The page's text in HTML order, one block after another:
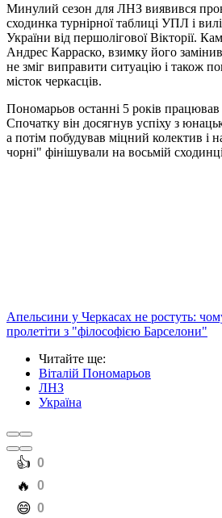
Минулий сезон для ЛНЗ виявився
сходинка турнірної таблиці УПЛ і
України від першолігової Вікторії.
Андрес Карраско, взимку його
не зміг виправити ситуацію і також
місток черкасців.
Пономарьов останні 5 років працював
Спочатку він досягнув успіху з
а потім побудував міцний колектив і
чорні" фінішували на восьмій
Апельсини у Черкасах не ростуть:
пролетіти з "філософією Барселони"
Читайте ще:
Віталій Пономарьов
ЛНЗ
Україна
️👍 0
️🔥 0
️😄 0